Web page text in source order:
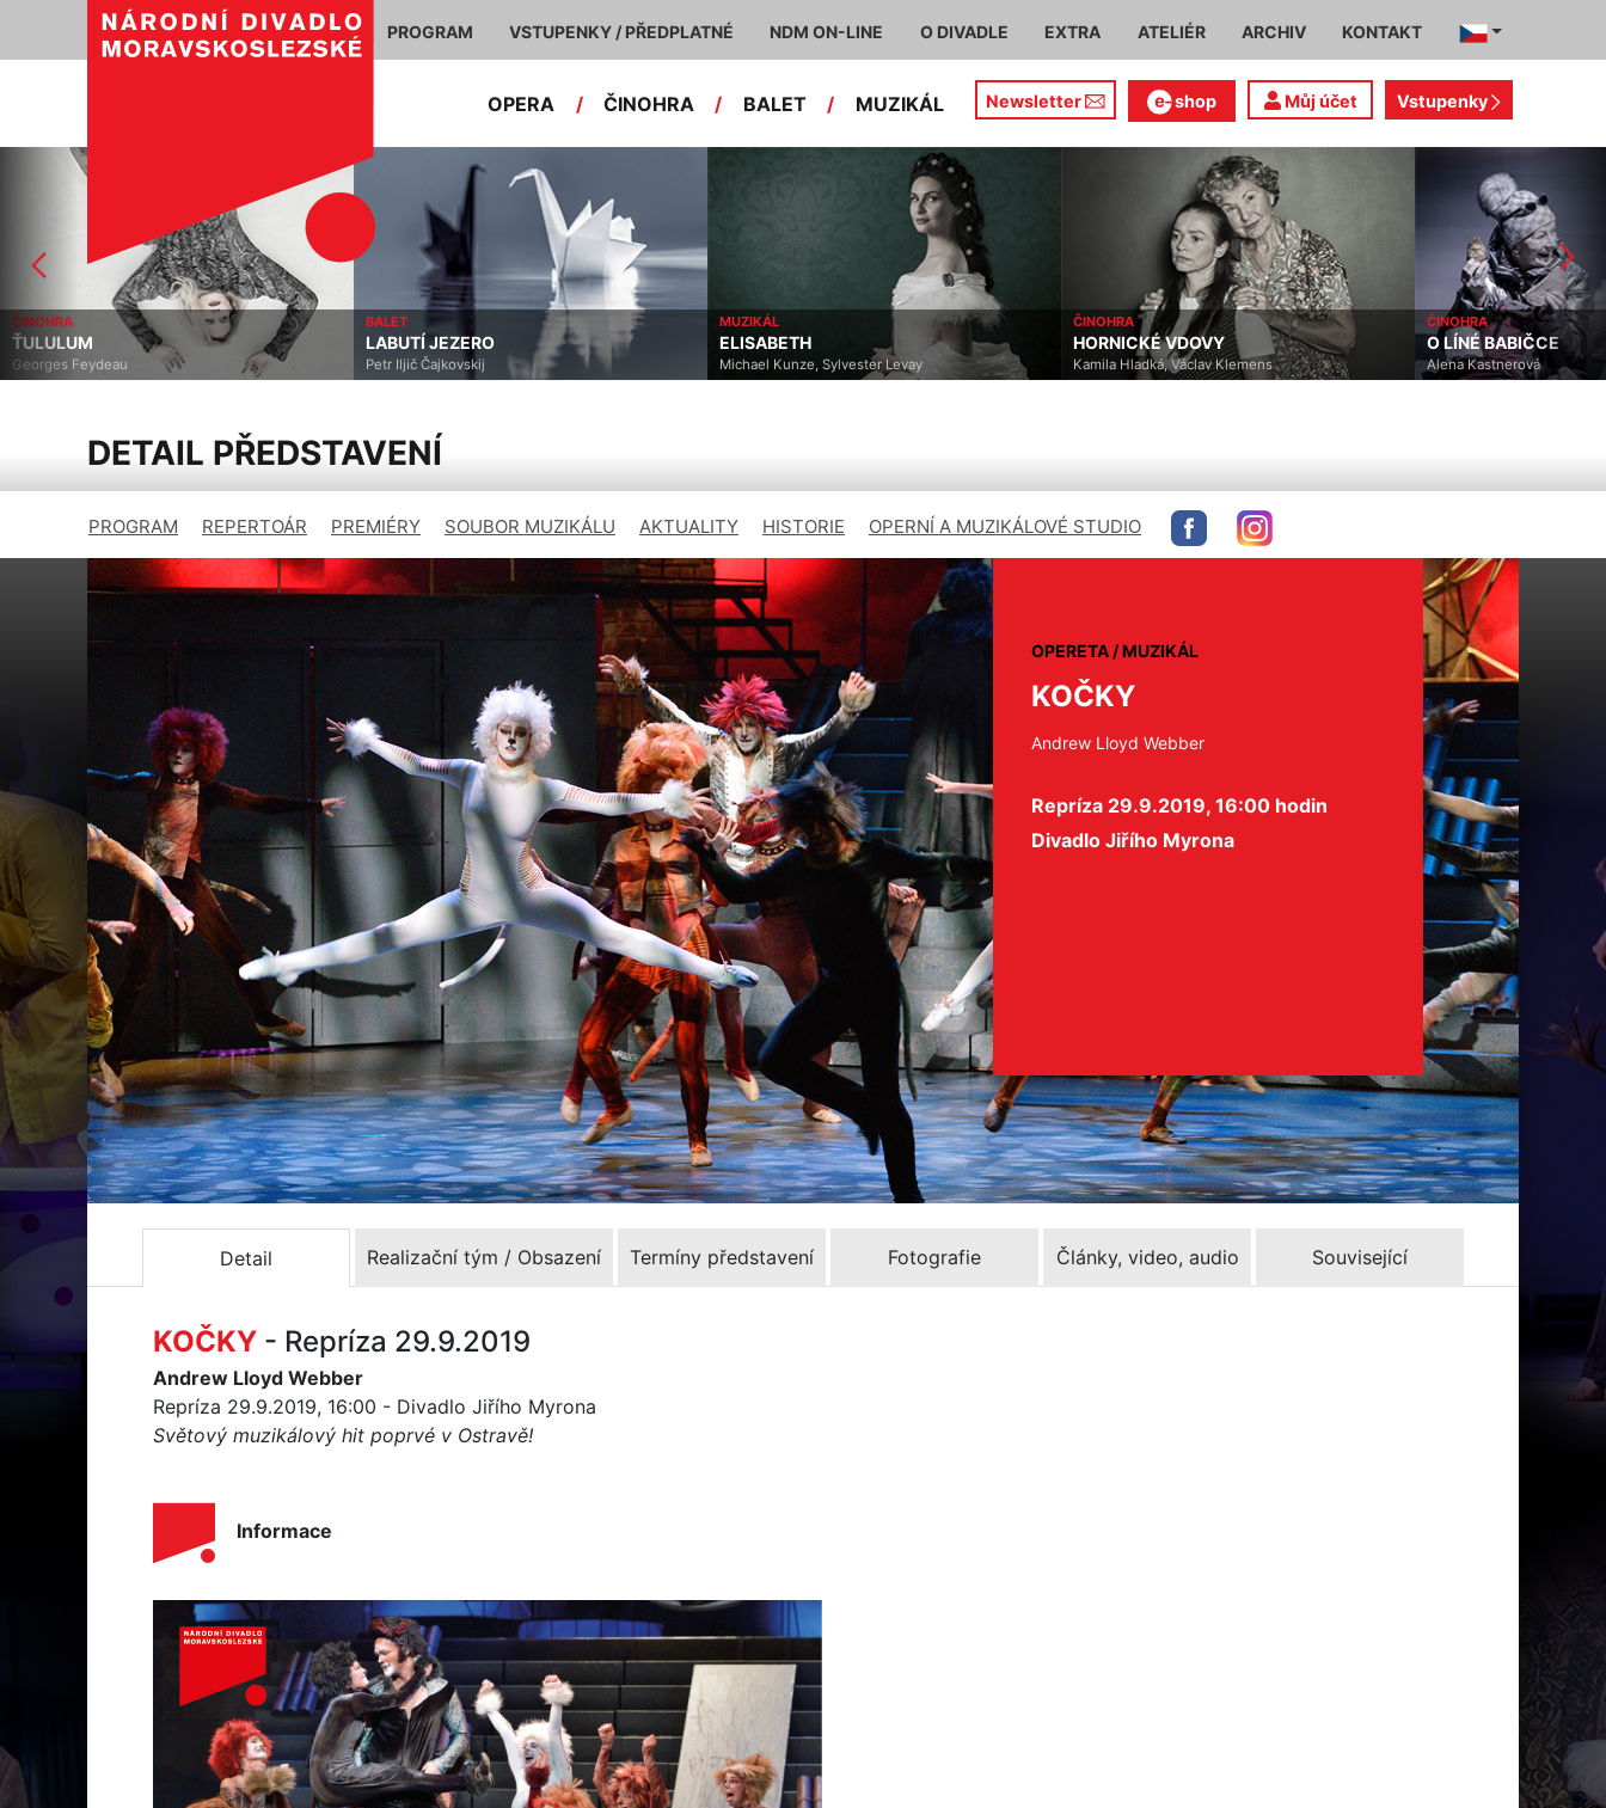
PROGRAM VSTUPENKY / PŘEDPLATNÉ NDM ON-LINE O DIVADLE EXTRA ATELIÉR ARCHIV KONTAKT
OPERA / ČINOHRA / BALET / MUZIKÁL Newsletter shop Můj účet Vstupenky
BALET
LABUTÍ JEZERO
Petr Iljič Čajkovskij
MUZIKÁL
ELISABETH
Michael Kunze, Sylvester Levay
ČINOHRA
HORNICKÉ VDOVY
Kamila Hladká, Václav Klemens
ČINOHRA
O LÍNÉ BABIČCE
Alena Kastnerová
OPERETA / MUZIKÁL
LÍP SE LOUČÍ V
Andrew Lloyd Webber, Don
DETAIL PŘEDSTAVENÍ
PROGRAM REPERTOÁR PREMIÉRY SOUBOR MUZIKÁLU AKTUALITY HISTORIE OPERNÍ A MUZIKÁLOVÉ STUDIO
OPERETA / MUZIKÁL
KOČKY
Andrew Lloyd Webber
Repríza 29.9.2019, 16:00 hodin
Divadlo Jiřího Myrona
Detail Realizační tým / Obsazení Termíny představení Fotografie Články, video, audio Související
KOČKY - Repríza 29.9.2019
Andrew Lloyd Webber
Repríza 29.9.2019, 16:00 - Divadlo Jiřího Myrona
Světový muzikálový hit poprvé v Ostravě!
Informace